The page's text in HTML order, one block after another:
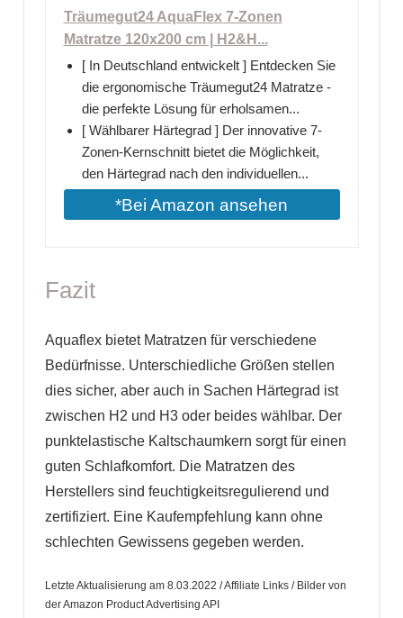
Träumegut24 AquaFlex 7-Zonen
Matratze 120x200 cm | H2&H...
[ In Deutschland entwickelt ] Entdecken Sie
die ergonomische Träumegut24 Matratze -
die perfekte Lösung für erholsamen...
[ Wählbarer Härtegrad ] Der innovative 7-
Zonen-Kernschnitt bietet die Möglichkeit,
den Härtegrad nach den individuellen...
*Bei Amazon ansehen
Fazit
Aquaflex bietet Matratzen für verschiedene
Bedürfnisse. Unterschiedliche Größen stellen
dies sicher, aber auch in Sachen Härtegrad ist
zwischen H2 und H3 oder beides wählbar. Der
punktelastische Kaltschaumkern sorgt für einen
guten Schlafkomfort. Die Matratzen des
Herstellers sind feuchtigkeitsregulierend und
zertifiziert. Eine Kaufempfehlung kann ohne
schlechten Gewissens gegeben werden.
Letzte Aktualisierung am 8.03.2022 / Affiliate Links / Bilder von
der Amazon Product Advertising API